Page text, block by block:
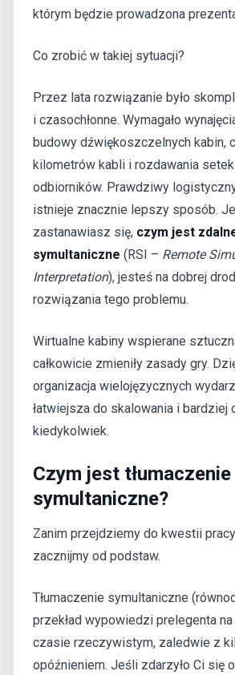
którym będzie prowadzona
Co zrobić w takiej sytuacji?
Przez lata rozwiązanie było
i czasochłonne. Wymagało
budowy dźwiękoszczelnych kabin,
kilometrów kabli i rozdawania
odbiorników. Prawdziwy
istnieje znacznie lepszy sposób.
zastanawiasz się, czym jest
symultaniczne (RSI – Remote
Interpretation), jesteś na dobrej
rozwiązania tego problemu.
Wirtualne kabiny wspierane
całkowicie zmieniły zasady gry.
organizacja wielojęzycznych
łatwiejsza do skalowania i bardziej
kiedykolwiek.
Czym jest tłumaczenie
symultaniczne?
Zanim przejdziemy do kwestii pracy
zacznijmy od podstaw.
Tłumaczenie symultaniczne
przekład wypowiedzi prelegenta
czasie rzeczywistym, zaledwie z
opóźnieniem. Jeśli zdarzyło Ci się